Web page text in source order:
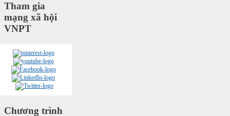
Tham gia
mạng xã hội
VNPT
Chương trình